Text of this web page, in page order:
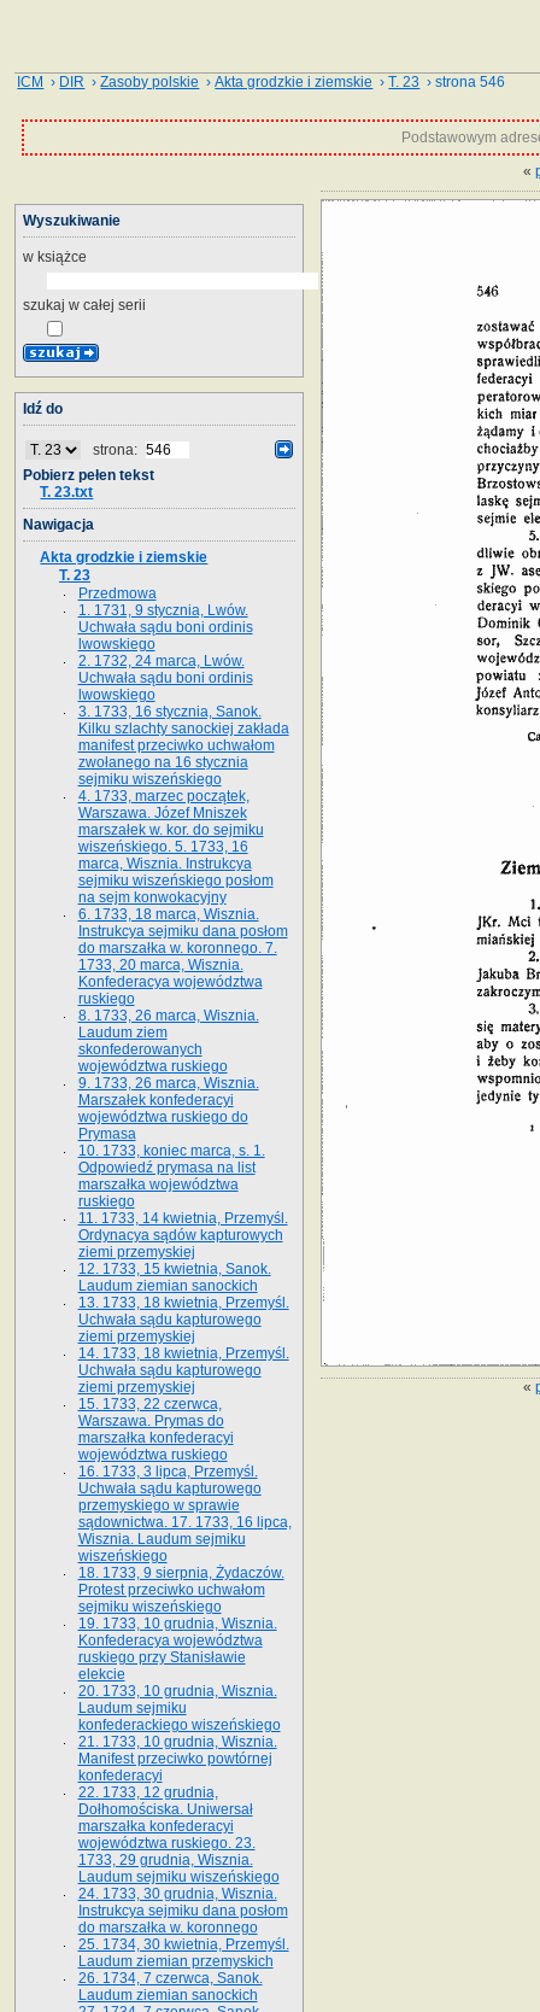
ICM › DIR ›Zasoby polskie ›Akta grodzkie i ziemskie ›T. 23 › strona 546
Podstawowym
«
«
Wyszukiwanie
w książce
szukaj w całej serii
Idź do
strona:
Pobierz pełen tekst
T. 23.txt
Nawigacja
Akta grodzkie i ziemskie
T. 23
Przedmowa
1. 1731, 9 stycznia, Lwów.
Uchwała sądu boni ordinis
lwowskiego
2. 1732, 24 marca, Lwów.
Uchwała sądu boni ordinis
lwowskiego
3. 1733, 16 stycznia, Sanok.
Kilku szlachty sanockiej zakłada
manifest przeciwko uchwałom
zwołanego na 16 stycz­nia
sejmiku wiszeńskiego
4. 1733, marzec początek,
Warszawa. Józef Mniszek
marszałek w. kor. do sejmiku
wiszeńskiego. 5. 1733, 16
marca, Wisznia. Instrukcya
sejmiku wiszeńskiego posłom
na sejm konwokacyjny
6. 1733, 18 marca, Wisznia.
Instrukcya sejmiku dana posłom
do marszałka w. koronnego. 7.
1733, 20 marca, Wisznia.
Konfederacya województwa
ruskiego
8. 1733, 26 marca, Wisznia.
Laudum ziem
skonfederowanych
województwa ruskiego
9. 1733, 26 marca, Wisznia.
Marszałek konfederacyi
województwa ruskiego do
Prymasa
10. 1733, koniec marca, s. 1.
Odpowiedź prymasa na list
marszałka województwa
ruskiego
11. 1733, 14 kwietnia, Przemyśl.
Ordynacya sądów kapturowych
ziemi przemyskiej
12. 1733, 15 kwietnia, Sanok.
Laudum ziemian sanockich
13. 1733, 18 kwietnia, Przemyśl.
Uchwała sądu kapturowego
ziemi przemyskiej
14. 1733, 18 kwietnia, Przemyśl.
Uchwała sądu kapturowego
ziemi przemyskiej
15. 1733, 22 czerwca,
Warszawa. Prymas do
marszałka konfederacyi
województwa ruskiego
16. 1733, 3 lipca, Przemyśl.
Uchwała sądu kapturowego
przemyskiego w sprawie
sądownictwa. 17. 1733, 16 lipca,
Wisznia. Laudum sejmiku
wiszeńskiego
18. 1733, 9 sierpnia, Żydaczów.
Protest przeciwko uchwałom
sejmiku wiszeńskiego
19. 1733, 10 grudnia, Wisznia.
Konfederacya województwa
ruskiego przy Stanisławie
elekcie
20. 1733, 10 grudnia, Wisznia.
Laudum sejmiku
konfederackiego wiszeńskiego
21. 1733, 10 grudnia, Wisznia.
Manifest przeciwko powtórnej
konfederacyi
22. 1733, 12 grudnia,
Dołhomościska. Uniwersał
marszałka konfederacyi
województwa ruskiego. 23.
1733, 29 grudnia, Wisznia.
Laudum sejmiku wiszeńskiego
24. 1733, 30 grudnia, Wisznia.
Instrukcya sejmiku dana posłom
do marszałka w. koronnego
25. 1734, 30 kwietnia, Przemyśl.
Laudum ziemian przemyskich
26. 1734, 7 czerwca, Sanok.
Laudum ziemian sanockich